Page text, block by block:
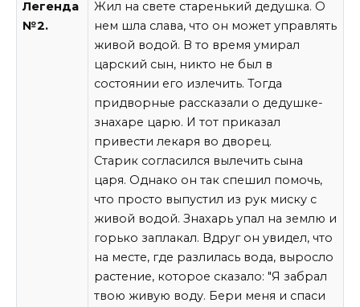
Легенда
№2.
Жил на свете старенький дедушка. О
нем шла слава, что он может управлять
живой водой. В то время умирал
царский сын, никто не был в
состоянии его излечить. Тогда
придворные рассказали о дедушке-
знахаре царю. И тот приказал
привести лекаря во дворец.
Старик согласился вылечить сына
царя. Однако он так спешил помочь,
что просто выпустил из рук миску с
живой водой. Знахарь упал на землю и
горько заплакал. Вдруг он увидел, что
на месте, где разлилась вода, выросло
растение, которое сказало: "Я забрал
твою живую воду. Бери меня и спаси